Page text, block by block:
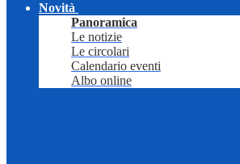
Novità
Panoramica
Le notizie
Le circolari
Calendario eventi
Albo online